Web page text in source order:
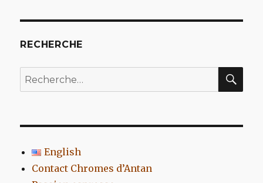
RECHERCHE
Recherche
pour
English
Contact Chromes d’Antan